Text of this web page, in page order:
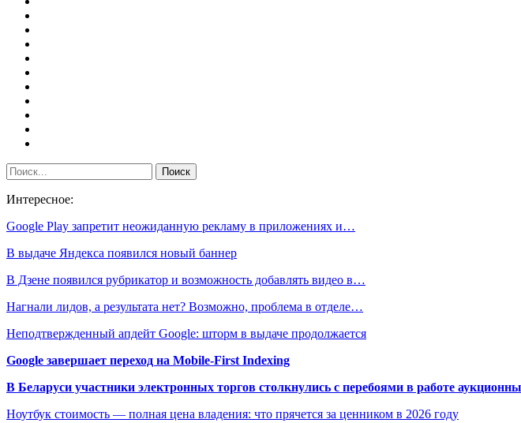
Интересное:
Google Play запретит неожиданную рекламу в приложениях и…
В выдаче Яндекса появился новый баннер
В Дзене появился рубрикатор и возможность добавлять видео в…
Нагнали лидов, а результата нет? Возможно, проблема в отделе…
Неподтвержденный апдейт Google: шторм в выдаче продолжается
Google завершает переход на Mobile-First Indexing
В Беларуси участники электронных торгов столкнулись с перебоями в работе
Ноутбук стоимость — полная цена владения: что прячется за ценником в 2026 году